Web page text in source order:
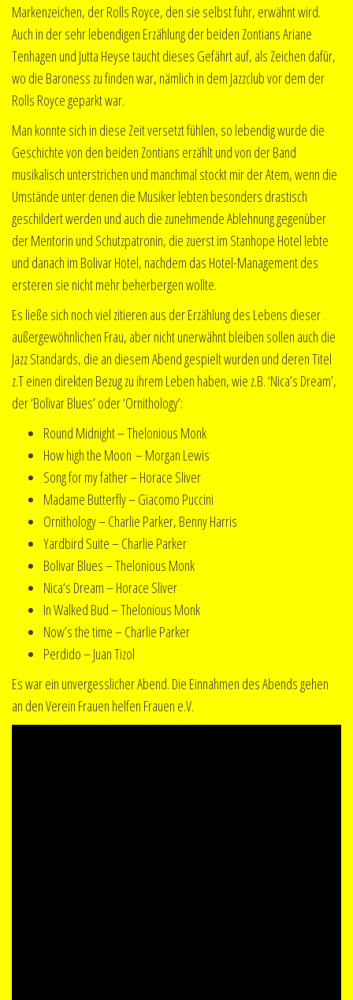
Markenzeichen, der Rolls Royce, den sie selbst fuhr, erwähnt wird.
Auch in der sehr lebendigen Erzählung der beiden Zontians Ariane
Tenhagen und Jutta Heyse taucht dieses Gefährt auf, als Zeichen dafür,
wo die Baroness zu finden war, nämlich in dem Jazzclub vor dem der
Rolls Royce geparkt war.
Man konnte sich in diese Zeit versetzt fühlen, so lebendig wurde die
Geschichte von den beiden Zontians erzählt und von der Band
musikalisch unterstrichen und manchmal stockt mir der Atem, wenn die
Umstände unter denen die Musiker lebten besonders drastisch
geschildert werden und auch die zunehmende Ablehnung gegenüber
der Mentorin und Schutzpatronin, die zuerst im Stanhope Hotel lebte
und danach im Bolivar Hotel, nachdem das Hotel-Management des
ersteren sie nicht mehr beherbergen wollte.
Es ließe sich noch viel zitieren aus der Erzählung des Lebens dieser
außergewöhnlichen Frau, aber nicht unerwähnt bleiben sollen auch die
Jazz Standards, die an diesem Abend gespielt wurden und deren Titel
z.T einen direkten Bezug zu ihrem Leben haben, wie z.B. ‘Nica’s Dream’,
der ‘Bolivar Blues’ oder ‘Ornithology’:
Round Midnight – Thelonious Monk
How high the Moon – Morgan Lewis
Song for my father – Horace Sliver
Madame Butterfly – Giacomo Puccini
Ornithology – Charlie Parker, Benny Harris
Yardbird Suite – Charlie Parker
Bolivar Blues – Thelonious Monk
Nica‘s Dream – Horace Sliver
In Walked Bud – Thelonious Monk
Now’s the time – Charlie Parker
Perdido – Juan Tizol
Es war ein unvergesslicher Abend. Die Einnahmen des Abends gehen
an den Verein Frauen helfen Frauen e.V.